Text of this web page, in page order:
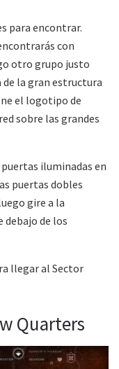
para encontrar.
con
otro grupo justo
la gran estructura
el logotipo de
sobre las grandes
iluminadas en
puertas dobles
gire a la
debajo de los
llegar al Sector
Quarters